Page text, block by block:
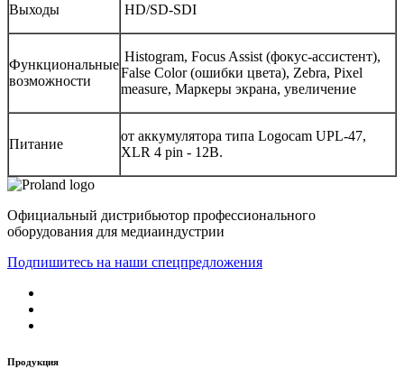
Выходы HD/SD-SDI
Функциональные
возможности
Histogram, Focus Assist (фокус-ассистент),
False Color (ошибки цвета), Zebra, Pixel
measure, Маркеры экрана, увеличение
Питание
от аккумулятора типа Logocam UPL-47,
XLR 4 pin - 12В.
Официальный дистрибьютор профессионального
оборудования для медиаиндустрии
Подпишитесь на наши спецпредложения
Продукция